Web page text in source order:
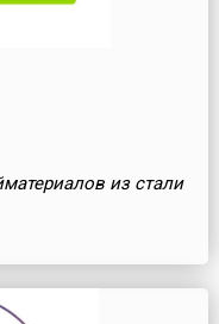
из стали